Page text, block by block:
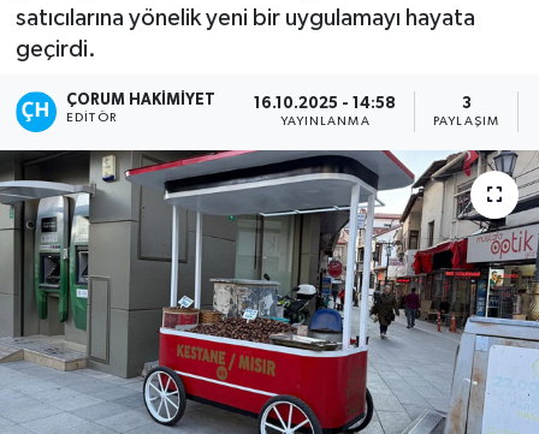
satıcılarına yönelik yeni bir uygulamayı hayata
geçirdi.
ÇORUM HAKIMIYET
EDITÖR
16.10.2025 - 14:58
YAYINLANMA
3
PAYLAŞIM
GÜNCEL
AKTÜEL
EĞİTİM
İLÇELER
OTOPARK
TEKNOLOJİ
Tüm Manşetler
Son Dakika Haberleri
Haber Arşivi